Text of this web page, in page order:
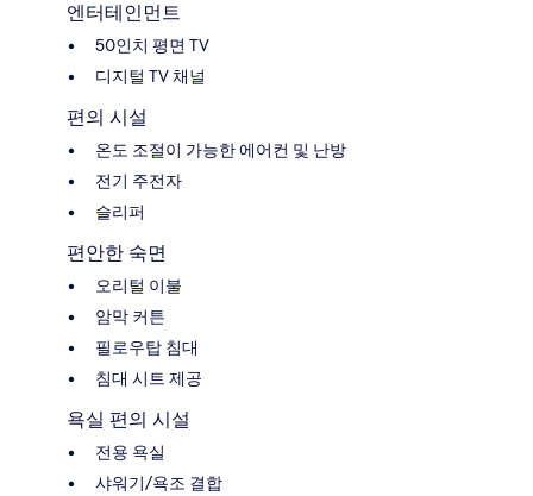
엔터테인먼트
50인치 평면 TV
디지털 TV 채널
편의 시설
온도 조절이 가능한 에어컨 및 난방
전기 주전자
슬리퍼
편안한 숙면
오리털 이불
암막 커튼
필로우탑 침대
침대 시트 제공
욕실 편의 시설
전용 욕실
샤워기/욕조 결합